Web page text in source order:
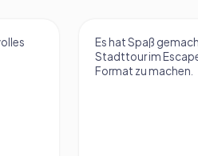
Es hat super Spaß
heute das erste Mal
definitiv nicht das